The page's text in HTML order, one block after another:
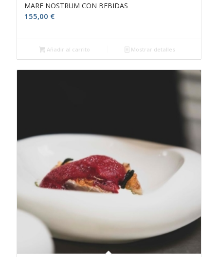
MARE NOSTRUM CON BEBIDAS
155,00 €
Añadir al carrito Mostrar detalles